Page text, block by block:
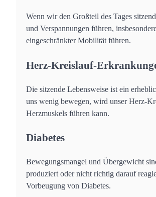
Wenn wir den Großteil des Tages
und Verspannungen führen,
eingeschränkter Mobilität führen.
Herz-Kreislauf-
Die sitzende Lebensweise ist ein
uns wenig bewegen, wird unser Herz-
Herzmuskels führen kann.
Diabetes
Bewegungsmangel und Übergewicht
produziert oder nicht richtig darauf
Vorbeugung von Diabetes.